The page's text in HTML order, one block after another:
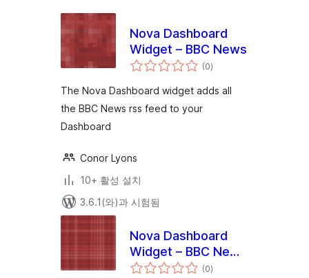
Nova Dashboard
Widget – BBC News
(0전
체
점
)
The Nova Dashboard widget adds all
the BBC News rss feed to your
Dashboard
Conor Lyons
10+ 활성 설치
3.6.1(와)과 시험됨
Nova Dashboard
Widget – BBC News
– Technology(0전
체)